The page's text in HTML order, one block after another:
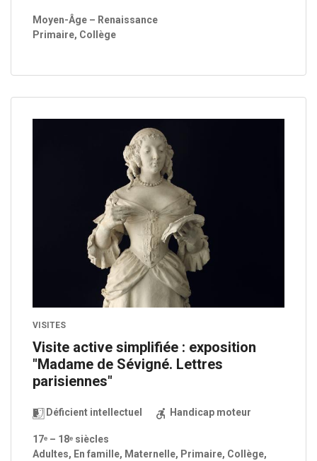
Moyen-Âge – Renaissance
Primaire, Collège
VISITES
Visite active simplifiée : exposition
"Madame de Sévigné. Lettres
parisiennes"
Déficient intellectuel Handicap moteur
17ᵉ – 18ᵉ siècles
Adultes, En famille, Maternelle, Primaire, Collège,